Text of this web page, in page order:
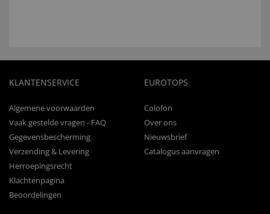
KLANTENSERVICE
Algemene voorwaarden
Vaak gestelde vragen - FAQ
Gegevensbescherming
Verzending & Levering
Herroepingsrecht
Klachtenpagina
Beoordelingen
EUROTOPS
Colofon
Over ons
Nieuwsbrief
Catalogus aanvragen